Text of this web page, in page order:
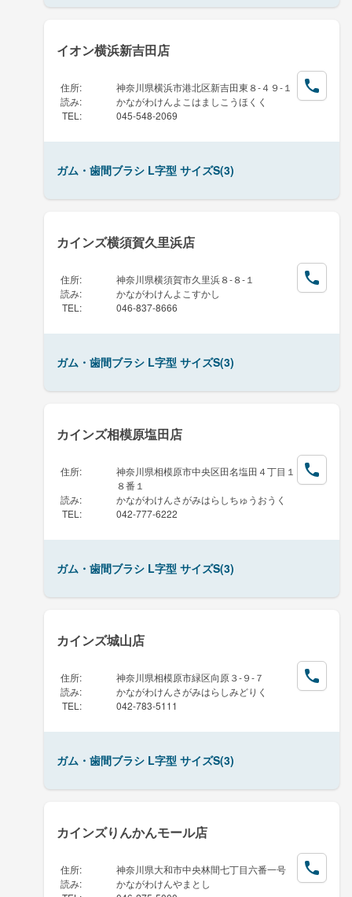
イオン横浜新吉田店
住所:
神奈川県横浜市港北区新吉田東８-４９-１
読み:
かながわけんよこはましこうほくく
TEL : 045-548-2069
ガム・歯間ブラシ L字型 サイズS(3)
カインズ横須賀久里浜店
住所:
神奈川県横須賀市久里浜８-８-１
読み:
かながわけんよこすかし
TEL : 046-837-8666
ガム・歯間ブラシ L字型 サイズS(3)
カインズ相模原塩田店
住所:
神奈川県相模原市中央区田名塩田４丁目１
８番１
読み:
かながわけんさがみはらしちゅうおうく
TEL : 042-777-6222
ガム・歯間ブラシ L字型 サイズS(3)
カインズ城山店
住所:
神奈川県相模原市緑区向原３-９-７
読み:
かながわけんさがみはらしみどりく
TEL : 042-783-5111
ガム・歯間ブラシ L字型 サイズS(3)
カインズりんかんモール店
住所:
神奈川県大和市中央林間七丁目六番一号
読み:
かながわけんやまとし